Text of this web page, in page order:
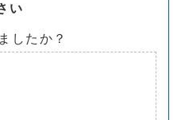
い
したか？